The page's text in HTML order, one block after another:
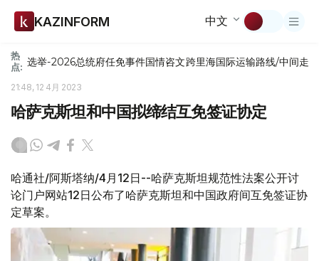
KAZINFORM 中文
热
点: 选举-2026总统府任免事件国情咨文跨里海国际运输路线/中间走廊
21:48, 12 4月 2023
哈萨克斯坦和中国拟缔结互免签证协定
哈通社/阿斯塔纳/4月12日--哈萨克斯坦规范性法案公开讨
论门户网站12日公布了哈萨克斯坦和中国政府间互免签证协
定草案。